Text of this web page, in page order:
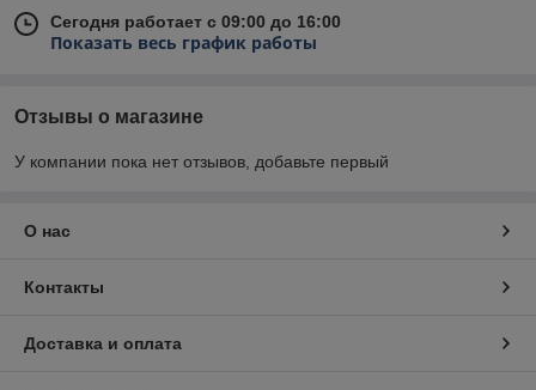
Сегодня работает с 09:00 до 16:00
Показать весь график работы
Отзывы о магазине
У компании пока нет отзывов, добавьте первый
О нас
Контакты
Доставка и оплата